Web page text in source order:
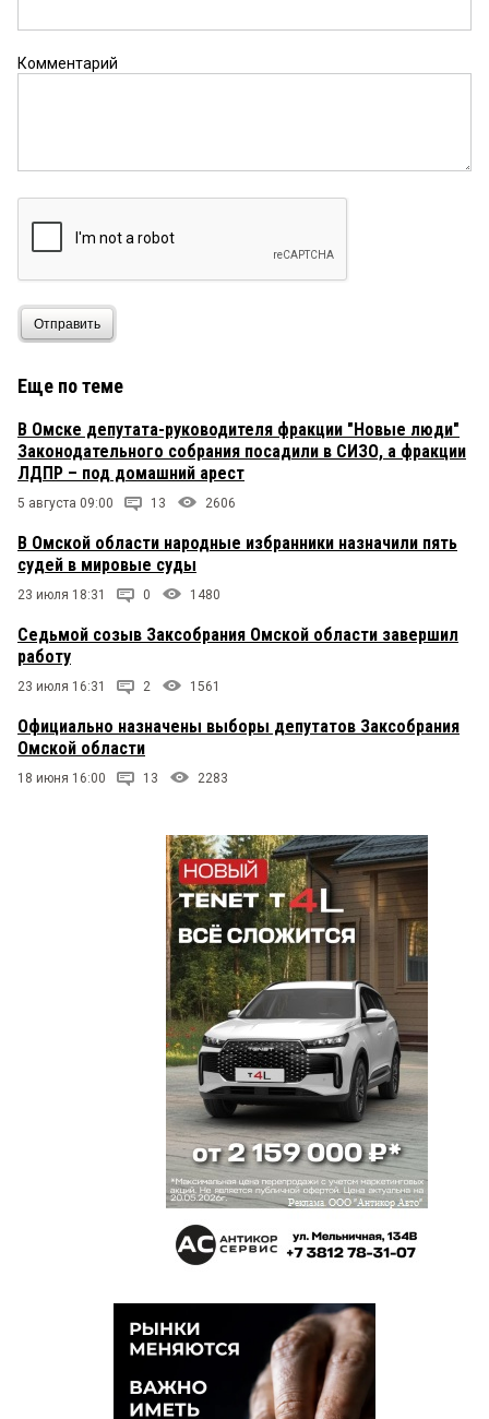
Комментарий
Отправить
Еще по теме
В Омске депутата-руководителя фракции "Новые люди"
Законодательного собрания посадили в СИЗО, а фракции
ЛДПР – под домашний арест
5 августа 09:00 13 2606
В Омской области народные избранники назначили пять
судей в мировые суды
23 июля 18:31 0 1480
Седьмой созыв Заксобрания Омской области завершил
работу
23 июля 16:31 2 1561
Официально назначены выборы депутатов Заксобрания
Омской области
18 июня 16:00 13 2283